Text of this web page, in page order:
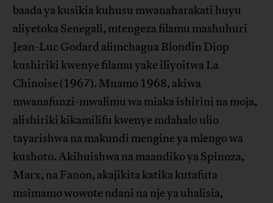
baada ya kusikia kuhusu mwanaharakati huyu
aliyetoka Senegali, mtengeza filamu mashuhuri
Jean-Luc Godard alimchagua Blondin Diop
kushiriki kwenye filamu yake iliyoitwa La
Chinoise (1967). Mnamo 1968, akiwa
mwanafunzi-mwalimu wa miaka ishirini na moja,
alishiriki kikamilifu kwenye mdahalo ulio
tayarishwa na makundi mengine ya mlengo wa
kushoto. Akihuishwa na maandiko ya Spinoza,
Marx, na Fanon, akajikita katika kutafuta
msimamo wowote ndani na nje ya uhalisia,